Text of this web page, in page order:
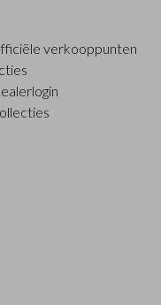
verkooppunten